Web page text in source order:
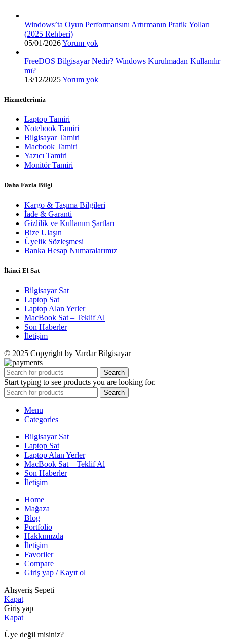
Windows’ta Oyun Performansını Artırmanın Pratik Yolları
(2025 Rehberi)
05/01/2026Yorum yok
FreeDOS Bilgisayar Nedir? Windows Kurulmadan Kullanılır
mı?
13/12/2025Yorum yok
Hizmetlerimiz
Laptop Tamiri
Notebook Tamiri
Bilgisayar Tamiri
Macbook Tamiri
Yazıcı Tamiri
Monitör Tamiri
Daha Fazla Bilgi
Kargo & Taşıma Bilgileri
İade & Garanti
Gizlilik ve Kullanım Şartları
Bize Ulaşın
Üyelik Sözleşmesi
Banka Hesap Numaralarımız
İkinci El Sat
Bilgisayar Sat
Laptop Sat
Laptop Alan Yerler
MacBook Sat – Teklif Al
Son Haberler
İletişim
© 2025 Copyright by Vardar Bilgisayar
Search
Start typing to see products you are looking for.
Search
Menu
Categories
Bilgisayar Sat
Laptop Sat
Laptop Alan Yerler
MacBook Sat – Teklif Al
Son Haberler
İletişim
Home
Mağaza
Blog
Portfolio
Hakkımızda
İletişim
Favoriler
Compare
Giriş yap / Kayıt ol
Alışveriş Sepeti
Kapat
Giriş yap
Kapat
Üye değil misiniz?